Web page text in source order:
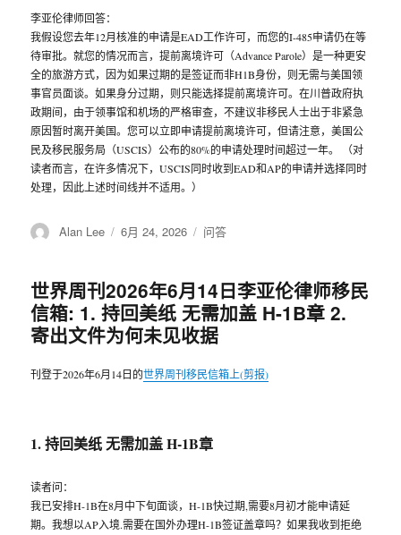
李亚伦律师回答：
我假设您去年12月核准的申请是EAD工作许可，而您的I-485申请仍在等
待审批。就您的情况而言，提前离境许可（Advance Parole）是一种更安
全的旅游方式，因为如果过期的是签证而非H1B身份，则无需与美国领
事官员面谈。如果身分过期，则只能选择提前离境许可。在川普政府执
政期间，由于领事馆和机场的严格审查，不建议非移民人士出于非紧急
原因暂时离开美国。您可以立即申请提前离境许可，但请注意，美国公
民及移民服务局（USCIS）公布的80%的申请处理时间超过一年。 （对
读者而言，在许多情况下，USCIS同时收到EAD和AP的申请并选择同时
处理，因此上述时间线并不适用。）
作
Alan Lee
发
6月 24, 2026
分
问答
世界周刊2026年6月14日李亚伦律师移民
信箱: 1. 持回美纸 无需加盖 H-1B章 2.
寄出文件为何未见收据
刊登于2026年6月14日的世界周刊移民信箱上(剪报)
1. 持回美纸 无需加盖 H-1B章
读者问：
我已安排H-1B在8月中下旬面谈，H-1B快过期,需要8月初才能申请延
期。我想以AP入境.需要在国外办理H-1B签证盖章吗？如果我收到拒绝